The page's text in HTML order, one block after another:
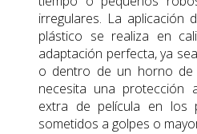
irregulares. La aplicación
plástico se realiza en
adaptación perfecta, ya
o dentro de un horno de
necesita una protección
extra de película en los
sometidos a golpes o